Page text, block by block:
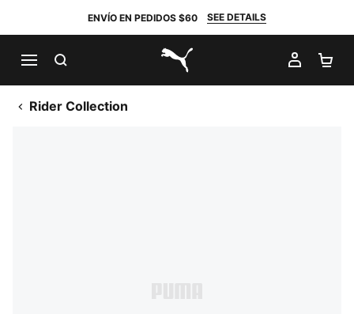
ENVÍO EN PEDIDOS $60 SEE DETAILS
PUMA.com
MI
Rider Collection